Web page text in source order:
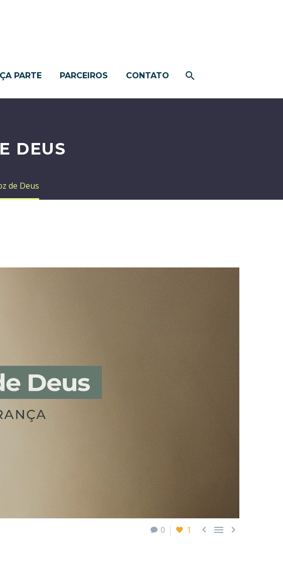
PARTE PARCEIROS CONTATO
DEUS
de Deus
0 1   